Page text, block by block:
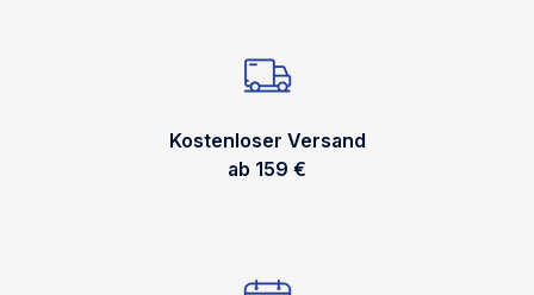
Kostenloser Versand
ab 159 €